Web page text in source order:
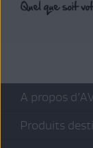
A propos
Produits